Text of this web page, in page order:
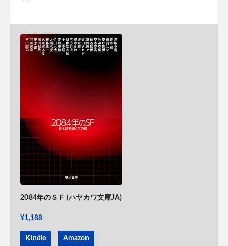
2084年のＳＦ (ハヤカワ文庫JA)
¥1,188
Kindle Amazon